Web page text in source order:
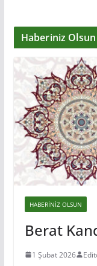
Haberiniz Olsun
HABERINIZ OLSUN
Berat
1 Şubat 2026